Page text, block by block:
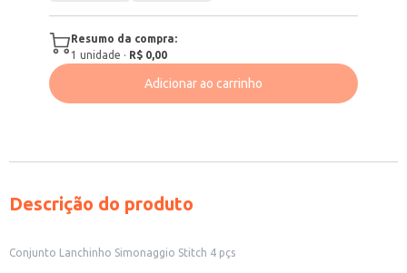
Resumo da compra:
1 unidade · R$ 0,00
Adicionar ao carrinho
Descrição do produto
Conjunto Lanchinho Simonaggio Stitch 4 pçs